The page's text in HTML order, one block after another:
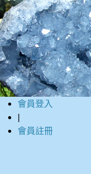
會員登入
|
會員註冊